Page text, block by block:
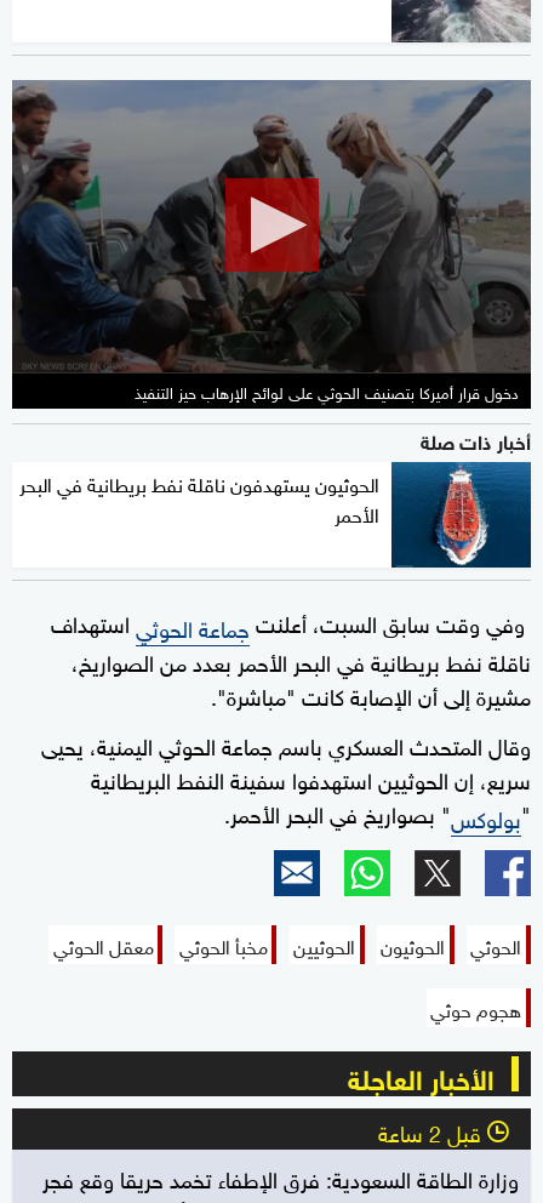
0
seconds
of
2
minutes,
21
seconds
دخول قرار أميركا بتصنيف الحوثي على لوائح الإرهاب حيز التنفيذ
أخبار ذات صلة
الحوثيون يستهدفون ناقلة نفط بريطانية في البحر
الأحمر
وفي وقت سابق السبت، أعلنتجماعة الحوثياستهداف
ناقلة نفط بريطانية في البحر الأحمر بعدد من الصواريخ،
مشيرة إلى أن الإصابة كانت "مباشرة".
وقال المتحدث العسكري باسم جماعة الحوثي اليمنية، يحيى
سريع، إن الحوثيين استهدفوا سفينة النفط البريطانية
"بولوكس" بصواريخ في البحر الأحمر.
الحوثي الحوثيون الحوثيين مخبأ الحوثي
معقل الحوثي
هجوم حوثي
الأخبار العاجلة
l قبل 2 ساعة
وزارة الطاقة السعودية: فرق الإطفاء تخمد حريقا وقع فجر